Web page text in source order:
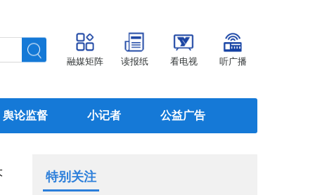
融媒矩阵 读报纸 看电视 听广播
舆论监督 小记者 公益广告
特别关注